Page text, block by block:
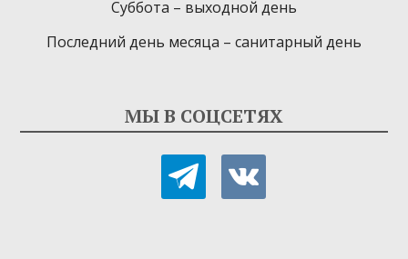
Суббота – выходной день
Последний день месяца – санитарный день
МЫ В СОЦСЕТЯХ
telegramvkontakte